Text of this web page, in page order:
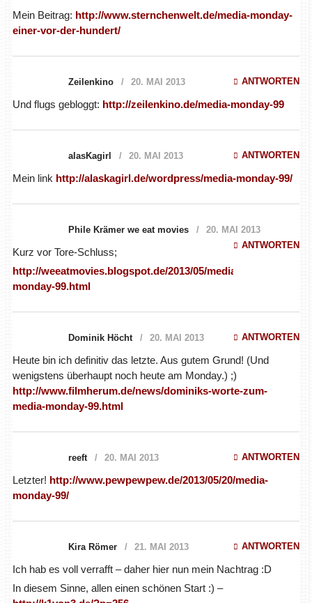
Mein Beitrag: http://www.sternchenwelt.de/media-monday-
einer-vor-der-hundert/
Zeilenkino 20. MAI 2013 ANTWORTEN
Und flugs gebloggt: http://zeilenkino.de/media-monday-99
alasKagirl 20. MAI 2013 ANTWORTEN
Mein link http://alaskagirl.de/wordpress/media-monday-99/
Phile Krämer we eat movies
20. MAI 2013
ANTWORTEN
Kurz vor Tore-Schluss;
http://weeatmovies.blogspot.de/2013/05/media-
monday-99.html
Dominik Höcht 20. MAI 2013 ANTWORTEN
Heute bin ich definitiv das letzte. Aus gutem Grund! (Und
wenigstens überhaupt noch heute am Monday.) ;)
http://www.filmherum.de/news/dominiks-worte-zum-
media-monday-99.html
reeft 20. MAI 2013 ANTWORTEN
Letzter! http://www.pewpewpew.de/2013/05/20/media-
monday-99/
Kira Römer 21. MAI 2013 ANTWORTEN
Ich hab es voll verrafft – daher hier nun mein Nachtrag :D
In diesem Sinne, allen einen schönen Start :) –